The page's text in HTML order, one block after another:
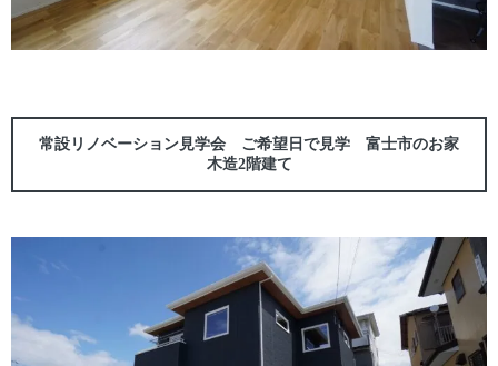
常設リノベーション見学会 ご希望日で見学 富士市のお家
木造2階建て